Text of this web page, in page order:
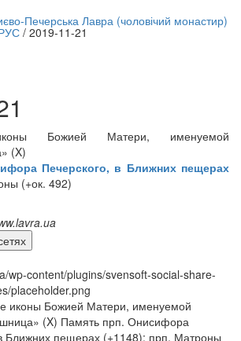
сентябряПечерська Лавра (чоловічий монастир)
/ 2019-11-21
Божией Матери, именуемой
(X)
Печерского, в Ближних пещерах
(+ок. 492)
wp-content/plugins/svensoft-social-share-
placeholder.png
иконы Божией Матери, именуемой
(X) Память прп. Онисифора
Ближних пещерах (+1148); прп. Матроны